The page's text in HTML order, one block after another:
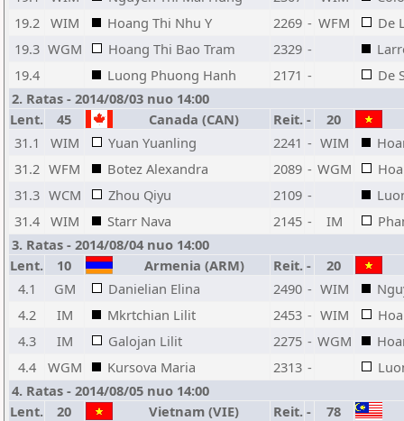
19.2 WIM Hoang Thi Nhu Y 2269 - WFM
De
19.3 WGM Hoang Thi Bao Tram 2329 -
19.4
Luong Phuong Hanh 2171 -
De
2. Ratas - 2014/08/03 nuo 14:00
Lent.
45 Canada (CAN) Reit. -
20
31.1
WIM Yuan Yuanling 2241 - WIM
31.2 WFM Botez Alexandra 2089 - WGM
31.3 WCM Zhou Qiyu 2109 -
31.4 WIM Starr Nava 2145 - IM
3. Ratas - 2014/08/04 nuo 14:00
Lent.
10 Armenia (ARM) Reit. -
20
4.1
GM Danielian Elina 2490 - WIM
4.2
IM Mkrtchian Lilit 2453 - WIM
4.3
IM Galojan Lilit 2275 - WGM
4.4
WGM Kursova Maria 2313 -
4. Ratas - 2014/08/05 nuo 14:00
Lent.
20 Vietnam (VIE) Reit. - 78